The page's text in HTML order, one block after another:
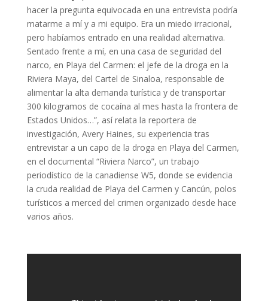
hacer la pregunta equivocada en una entrevista podría
matarme a mí y a mi equipo. Era un miedo irracional,
pero habíamos entrado en una realidad alternativa.
Sentado frente a mí, en una casa de seguridad del
narco, en Playa del Carmen: el jefe de la droga en la
Riviera Maya, del Cartel de Sinaloa, responsable de
alimentar la alta demanda turística y de transportar
300 kilogramos de cocaína al mes hasta la frontera de
Estados Unidos…”, así relata la reportera de
investigación, Avery Haines, su experiencia tras
entrevistar a un capo de la droga en Playa del Carmen,
en el documental “Riviera Narco”, un trabajo
periodístico de la canadiense W5, donde se evidencia
la cruda realidad de Playa del Carmen y Cancún, polos
turísticos a merced del crimen organizado desde hace
varios años.